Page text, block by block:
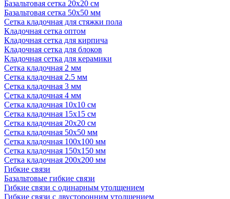
Базальтовая сетка 20x20 см
Базальтовая сетка 50x50 мм
Сетка кладочная для стяжки пола
Кладочная сетка оптом
Кладочная сетка для кирпича
Кладочная сетка для блоков
Кладочная сетка для керамики
Сетка кладочная 2 мм
Сетка кладочная 2.5 мм
Сетка кладочная 3 мм
Сетка кладочная 4 мм
Сетка кладочная 10x10 см
Сетка кладочная 15x15 см
Сетка кладочная 20x20 см
Сетка кладочная 50x50 мм
Сетка кладочная 100x100 мм
Сетка кладочная 150x150 мм
Сетка кладочная 200x200 мм
Гибкие связи
Базальтовые гибкие связи
Гибкие связи с одинарным утолщением
Гибкие связи с двусторонним утолщением